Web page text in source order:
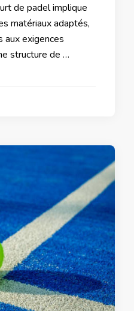
de padel implique
matériaux adaptés,
aux exigences
structure de …